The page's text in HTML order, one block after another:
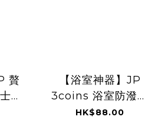
贅
【浴室神器】JP
3coins 浴室防潑水
手機盒 6615
HK$88.00